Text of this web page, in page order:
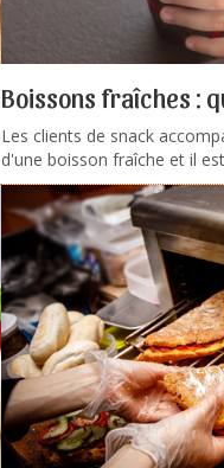
Boissons fraîches :
Les clients de snack
d'une boisson fraîche et il